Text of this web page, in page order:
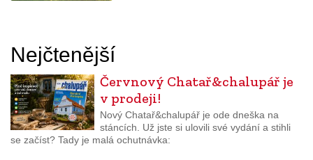
Nejčtenější
Červnový Chatař&chalupář je
v prodeji!
Nový Chatař&chalupář je ode dneška na
stáncích. Už jste si ulovili své vydání a stihli
se začíst? Tady je malá ochutnávka: